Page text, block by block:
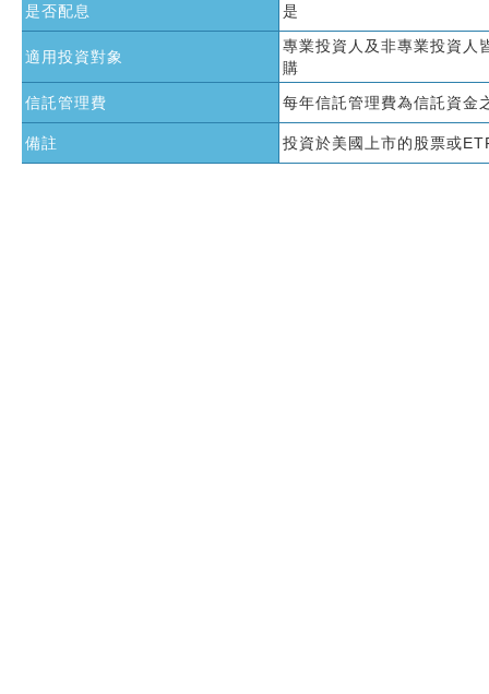
是否配息 是
適用投資對象
專業投資人及非專業投資人
購
信託管理費
每年信託管理費為信託資金
備註 投資於美國上市的股票或